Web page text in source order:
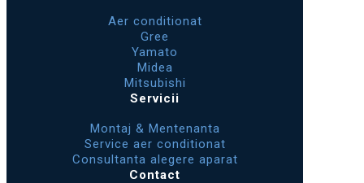
Aer conditionat
Gree
Yamato
Midea
Mitsubishi
Servicii
Montaj & Mentenanta
Service aer conditionat
Consultanta alegere aparat
Contact